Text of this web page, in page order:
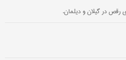
رقص در گیلان و دیلمان.